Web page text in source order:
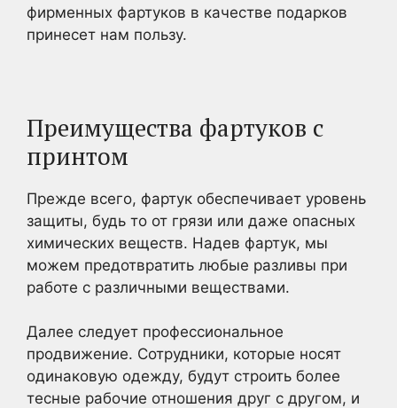
фирменных фартуков в качестве подарков
принесет нам пользу.
Преимущества фартуков с
принтом
Прежде всего, фартук обеспечивает уровень
защиты, будь то от грязи или даже опасных
химических веществ. Надев фартук, мы
можем предотвратить любые разливы при
работе с различными веществами.
Далее следует профессиональное
продвижение. Сотрудники, которые носят
одинаковую одежду, будут строить более
тесные рабочие отношения друг с другом, и